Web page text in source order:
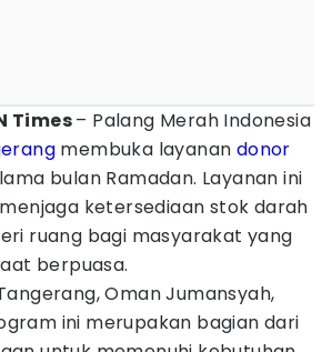
Times– Palang Merah Indonesia
membuka layanan donor
bulan Ramadan. Layanan ini
ketersediaan stok darah
ruang bagi masyarakat yang
berpuasa.
Oman Jumansyah,
ini merupakan bagian dari